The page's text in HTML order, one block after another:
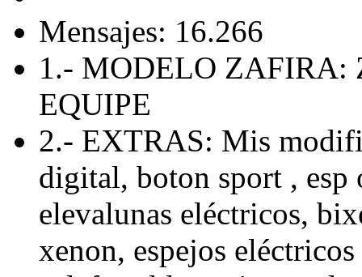
Mensajes: 16.266
1.- MODELO ZAFIRA:
EQUIPE
2.- EXTRAS: Mis
digital, boton sport , esp
elevalunas eléctricos,
xenon, espejos